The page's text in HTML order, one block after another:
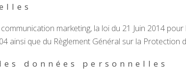
marketing, la loi du 21 Juin 2014 pour
ainsi que du Règlement Général sur la Protection
données personnelles